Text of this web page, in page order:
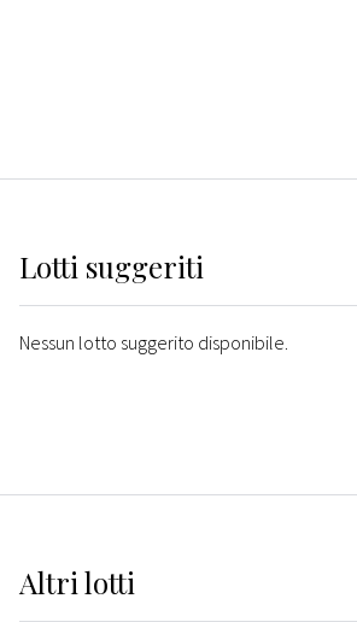
Lotti suggeriti
Nessun lotto suggerito disponibile.
Altrilotti